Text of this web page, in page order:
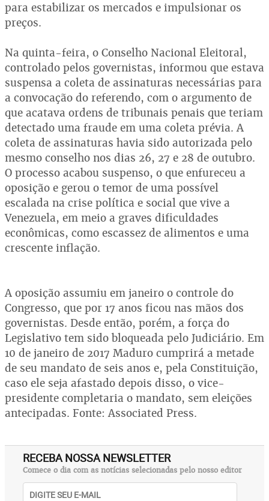
para estabilizar os mercados e impulsionar os
preços.
Na quinta-feira, o Conselho Nacional Eleitoral,
controlado pelos governistas, informou que estava
suspensa a coleta de assinaturas necessárias para
a convocação do referendo, com o argumento de
que acatava ordens de tribunais penais que teriam
detectado uma fraude em uma coleta prévia. A
coleta de assinaturas havia sido autorizada pelo
mesmo conselho nos dias 26, 27 e 28 de outubro.
O processo acabou suspenso, o que enfureceu a
oposição e gerou o temor de uma possível
escalada na crise política e social que vive a
Venezuela, em meio a graves dificuldades
econômicas, como escassez de alimentos e uma
crescente inflação.
A oposição assumiu em janeiro o controle do
Congresso, que por 17 anos ficou nas mãos dos
governistas. Desde então, porém, a força do
Legislativo tem sido bloqueada pelo Judiciário. Em
10 de janeiro de 2017 Maduro cumprirá a metade
de seu mandato de seis anos e, pela Constituição,
caso ele seja afastado depois disso, o vice-
presidente completaria o mandato, sem eleições
antecipadas. Fonte: Associated Press.
RECEBA NOSSA NEWSLETTER
Comece o dia com as notícias selecionadas pelo nosso editor